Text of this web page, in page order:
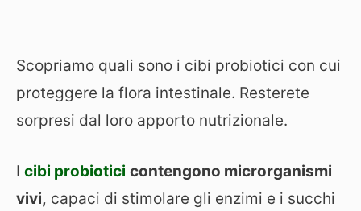
Scopriamo quali sono i cibi probiotici con cui
proteggere la flora intestinale. Resterete
sorpresi dal loro apporto nutrizionale.
I cibi probiotici contengono microrganismi
vivi, capaci di stimolare gli enzimi e i succhi